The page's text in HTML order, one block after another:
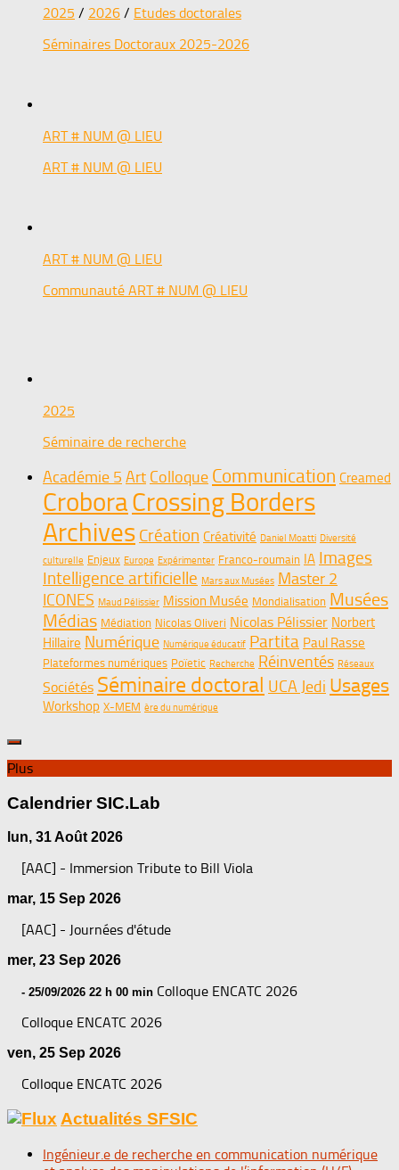
2025 / 2026 / Etudes doctorales
Séminaires Doctoraux 2025-2026
ART # NUM @ LIEU
ART # NUM @ LIEU
ART # NUM @ LIEU
Communauté ART # NUM @ LIEU
2025
Séminaire de recherche
Académie 5 Art Colloque Communication Creamed
CroboraCrossing Borders
Archives Création Créativité Daniel Moatti Diversité
culturelle Enjeux Europe Expérimenter Franco-roumain IA Images
Intelligence artificielle Mars aux Musées Master 2
ICONES Maud Pélissier Mission Musée Mondialisation Musées
Médias Médiation Nicolas Oliveri Nicolas Pélissier Norbert
Hillaire Numérique Numérique éducatif Partita Paul Rasse
Plateformes numériques Poïetic Recherche Réinventés Réseaux
Sociétés Séminaire doctoral UCA Jedi Usages
Workshop X-MEM ère du numérique
Plus
Calendrier SIC.Lab
lun, 31 Août 2026
[AAC] - Immersion Tribute to Bill Viola
mar, 15 Sep 2026
[AAC] - Journées d'étude
mer, 23 Sep 2026
- 25/09/2026 22 h 00 min Colloque ENCATC 2026
Colloque ENCATC 2026
ven, 25 Sep 2026
Colloque ENCATC 2026
Actualités SFSIC
Ingénieur.e de recherche en communication numérique